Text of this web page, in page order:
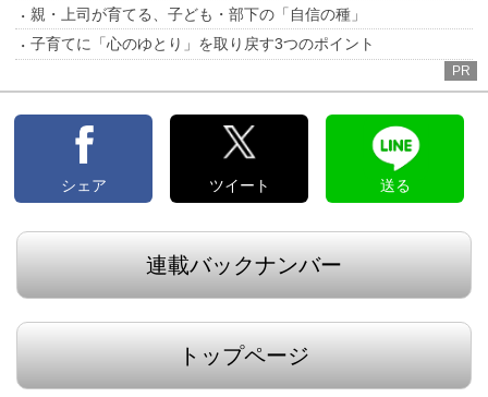
親・上司が育てる、子ども・部下の「自信の種」
子育てに「心のゆとり」を取り戻す3つのポイント
PR
シェア ツイート 送る
連載バックナンバー
トップページ